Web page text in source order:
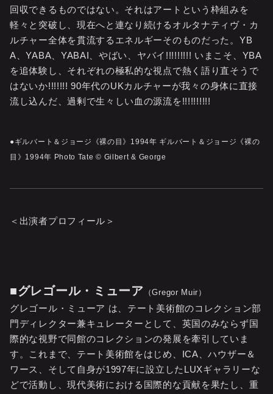
回収できるものではない。それはアートという枠組みを
軽々と突破し、現在へと連なり続けるオルタナティヴ・カ
ルチャー全体を貫流するエネルギーそのものだった。YB
A、YABA、YABAI、やばい、ヤバイ!!!!!!!!! いまこそ、YBA
を追体験し、それぞれの極私的な視点で熱く語り直そうで
はないか!!!!!!! 90年代のUKカルチャーが我々の身体に直接
流し込んだ、過剰で生々しい血の源流を!!!!!!!!!!
●ギルバート＆ジョージ《裸の目》1994年 ギルバート＆ジョージ《裸の
目》1994年 Photo Tate © Gilbert & George
＜出演者プロフィール＞
■グレゴール・ミューア （Gregor Muir）
グレゴール・ミューア は、テート美術館のコレクション部
門ディレクター兼キュレーターとして、英国のみならず国
際的な視野で同館のコレクションの発展を牽引していま
す。これまで、テート美術館をはじめ、ICA、ハウザー＆
ワース、そして自身が1997年に設立したLUXギャラリーな
どで活動し、現代美術における国際的な貢献を果たし、重